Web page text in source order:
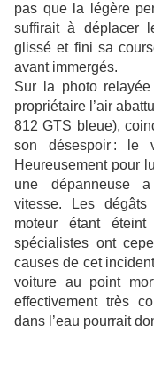
pas que la légère
suffirait à déplacer
glissé et fini sa
avant immergés.
Sur la photo
propriétaire l’air
812 GTS bleue),
son désespoir : le
Heureusement pour
une dépanneuse
vitesse.
Les
moteur étant
spécialistes ont
causes de cet
voiture au point
effectivement très
dans l’eau pourrait